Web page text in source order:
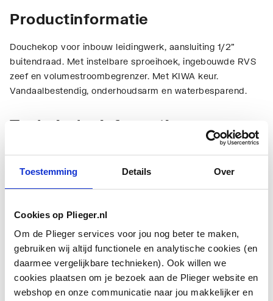
Toestemming Details Over
Cookies op Plieger.nl
Om de Plieger services voor jou nog beter te maken,
gebruiken wij altijd functionele en analytische cookies (en
daarmee vergelijkbare technieken). Ook willen we
cookies plaatsen om je bezoek aan de Plieger website en
webshop en onze communicatie naar jou makkelijker en
Productinformatie
Douchekop voor inbouw leidingwerk, aansluiting 1/2"
buitendraad. Met instelbare sproeihoek, ingebouwde RVS
zeef en volumestroombegrenzer. Met KIWA keur.
Vandaalbestendig, onderhoudsarm en waterbesparend.
Technische informatie
Basiskleur Chroom
Verstelbare kop Ja
Antikalksysteem Nee